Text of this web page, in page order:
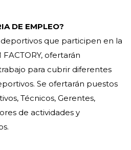
DE EMPLEO?
que participen en la
FACTORY, ofertarán
para cubrir diferentes
Se ofertarán puestos
Técnicos, Gerentes,
de actividades y